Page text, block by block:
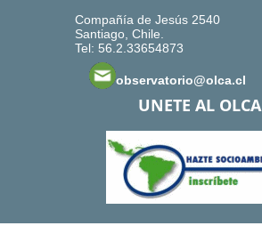
Compañía de Jesús 2540
Santiago, Chile.
Tel: 56.2.33654873
observatorio@olca.cl
UNETE AL OLCA